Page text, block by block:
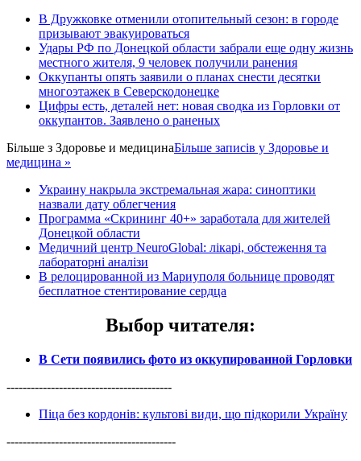
В Дружковке отменили отопительный сезон: в городе
призывают эвакуироваться
Удары РФ по Донецкой области забрали еще одну жизнь
местного жителя, 9 человек получили ранения
Оккупанты опять заявили о планах снести десятки
многоэтажек в Северскодонецке
Цифры есть, деталей нет: новая сводка из Горловки от
оккупантов. Заявлено о раненых
Більше з Здоровье и медицинаБільше записів у Здоровье и
медицина »
Украину накрыла экстремальная жара: синоптики
назвали дату облегчения
Программа «Скрининг 40+» заработала для жителей
Донецкой области
Медичний центр NeuroGlobal: лікарі, обстеження та
лабораторні аналізи
В релоцированной из Мариуполя больнице проводят
бесплатное стентирование сердца
Выбор читателя:
В Сети появились фото из оккупированной Горловки
-----------------------------------------
Піца без кордонів: культові види, що підкорили Україну
------------------------------------------